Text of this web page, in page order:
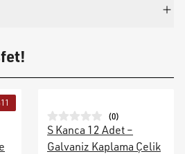
11
(0)
S Kanca 12 Adet –
Galvaniz Kaplama Çelik